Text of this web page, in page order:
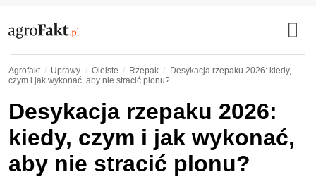
Agrofakt Uprawy Oleiste Rzepak
Desykacja rzepaku 2026: kiedy,
czym i jak wykonać, aby nie stracić plonu?
Desykacja rzepaku 2026:
kiedy, czym i jak wykonać,
aby nie stracić plonu?